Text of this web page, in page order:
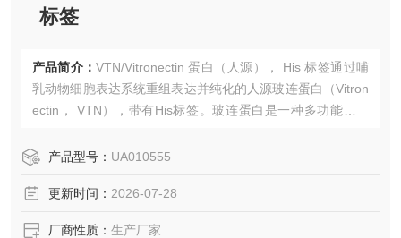
标签
产品简介： VTN/Vitronectin 蛋白（人源）， His 标签通过哺
乳动物细胞表达系统重组表达并纯化的人源玻连蛋白（Vitron
ectin， VTN），带有His标签。玻连蛋白是一种多功能糖蛋
补体系统调控及组织修复等生理病理过程中发挥关键作用。
胞生物学及组织工程等相关研究。
产品型号： UA010555
更新时间： 2026-07-28
厂商性质： 生产厂家